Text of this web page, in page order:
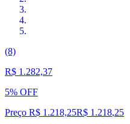
(8)
R$ 1.282,37
5% OFF
Preço R$ 1.218,25R$ 1.218,25